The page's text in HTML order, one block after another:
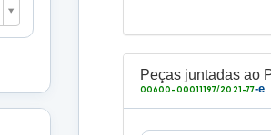
Peças juntadas ao
00600-00011197/2021-77-e